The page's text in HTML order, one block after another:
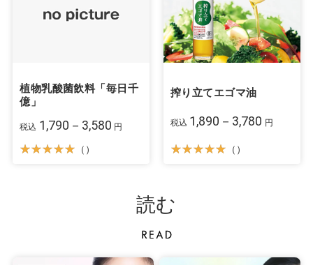
植物乳酸菌飲料「毎日千
億」
税込 1,790－3,580 円
（）
搾り立てエゴマ油
税込 1,890－3,780 円
（）
読む